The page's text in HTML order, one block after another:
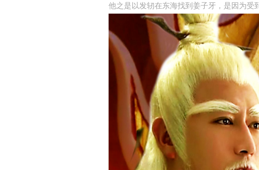
他之是以发轫在东海找到姜子牙，是因为受